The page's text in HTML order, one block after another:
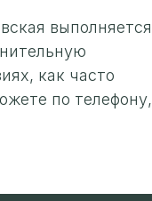
выполняется
как часто
по телефону,